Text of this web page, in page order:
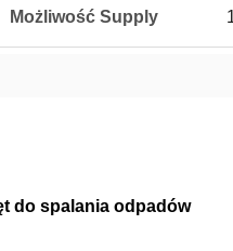
Możliwość Supply
do spalania odpadów